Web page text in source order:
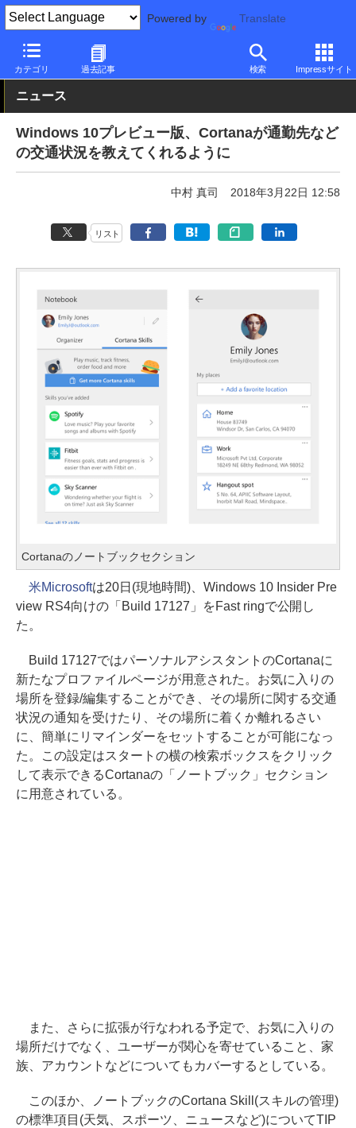
Powered by Translate
カテゴリ 過去記事 検索 Impressサイト
PC Watch ソフトウェア/アプリ アップデート
ニュース
Windows 10プレビュー版、Cortanaが通勤先など
の交通状況を教えてくれるように
中村 真司 2018年3月22日 12:58
リスト
Cortanaのノートブックセクション
米Microsoftは20日(現地時間)、Windows 10 Insider Pre
view RS4向けの「Build 17127」をFast ringで公開し
た。
Build 17127ではパーソナルアシスタントのCortanaに
新たなプロファイルページが用意された。お気に入りの
場所を登録/編集することができ、その場所に関する交通
状況の通知を受けたり、その場所に着くか離れるさい
に、簡単にリマインダーをセットすることが可能になっ
た。この設定はスタートの横の検索ボックスをクリック
して表示できるCortanaの「ノートブック」セクション
に用意されている。
また、さらに拡張が行なわれる予定で、お気に入りの
場所だけでなく、ユーザーが関心を寄せていること、家
族、アカウントなどについてもカバーするとしている。
このほか、ノートブックのCortana Skill(スキルの管理)
の標準項目(天気、スポーツ、ニュースなど)についてTIP